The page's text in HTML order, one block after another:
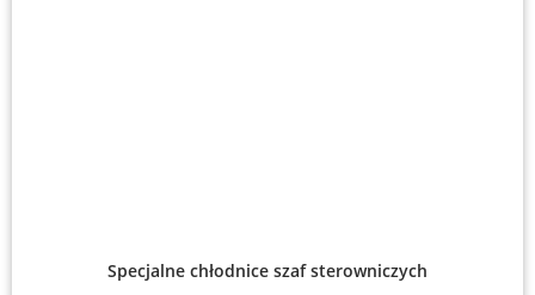
Specjalne chłodnice szaf sterowniczych